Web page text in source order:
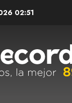
02:51